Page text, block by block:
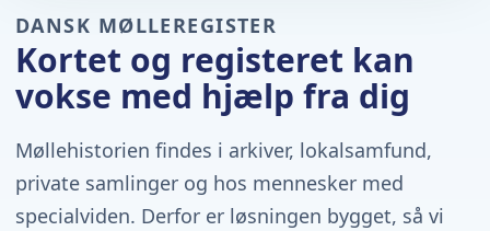
DANSK MØLLEREGISTER
Kortet og registeret kan
vokse med hjælp fra dig
Møllehistorien findes i arkiver, lokalsamfund,
private samlinger og hos mennesker med
specialviden. Derfor er løsningen bygget, så vi